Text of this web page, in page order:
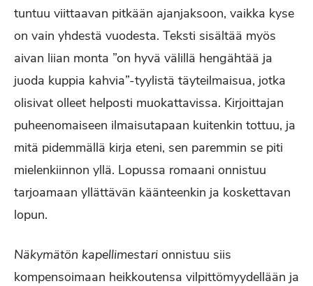
tuntuu viittaavan pitkään ajanjaksoon, vaikka kyse
on vain yhdestä vuodesta. Teksti sisältää myös
aivan liian monta ”on hyvä välillä hengähtää ja
juoda kuppia kahvia”-tyylistä täyteilmaisua, jotka
olisivat olleet helposti muokattavissa. Kirjoittajan
puheenomaiseen ilmaisutapaan kuitenkin tottuu, ja
mitä pidemmällä kirja eteni, sen paremmin se piti
mielenkiinnon yllä. Lopussa romaani onnistuu
tarjoamaan yllättävän käänteenkin ja koskettavan
lopun.
Näkymätön kapellimestari onnistuu siis
kompensoimaan heikkoutensa vilpittömyydellään ja